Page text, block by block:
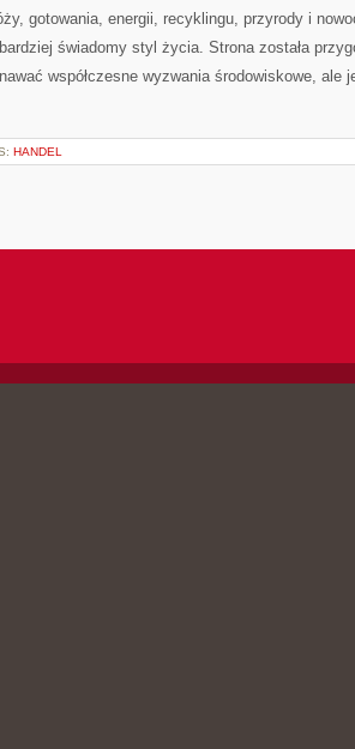
gotowania, energii, recyklingu, przyrody i
świadomy styl życia. Strona została
współczesne wyzwania środowiskowe, ale
HANDEL